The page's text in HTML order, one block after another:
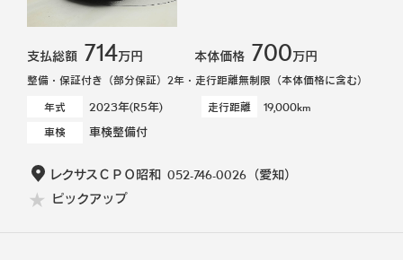
支払総額 714万円 本体価格 700万円
整備・保証付き（部分保証）2年・走行距離無制限（本体価格に含む）
年式
2023年(R5年) 走行距離 19,000km
車検 車検整備付
レクサスＣＰＯ昭和 052-746-0026（愛知）
ピックアップ